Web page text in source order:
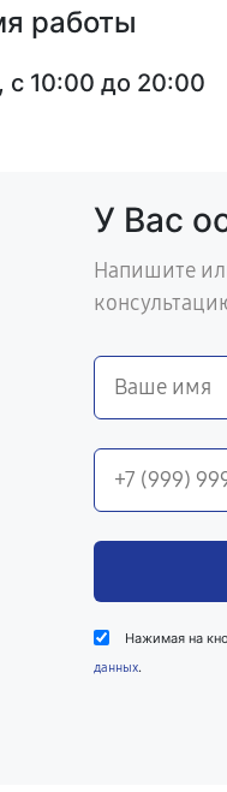
работы
с 10:00 до 20:00
У Вас
Напишите
Нажимая на
данных.